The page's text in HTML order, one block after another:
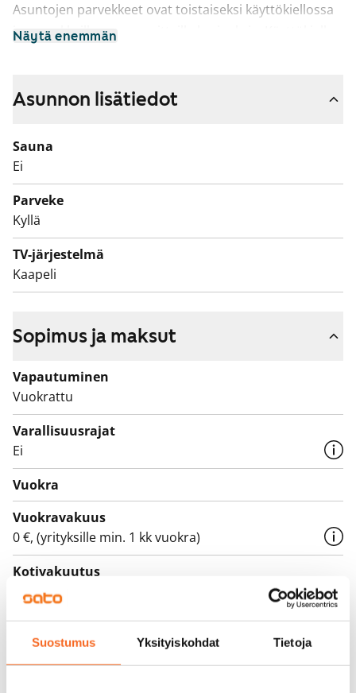
Suostumus Yksityiskohdat Tietoja
Asuntojen parvekkeet ovat toistaiseksi käyttökiellossa
ja parvekkeille on suunnitteilla korjauksia. Käyttökiellon
Näytä enemmän
Asunnon lisätiedot
Sauna
Ei
Parveke
Kyllä
TV-järjestelmä
Kaapeli
Sopimus ja maksut
Vapautuminen
Vuokrattu
Varallisuusrajat
Ei
Vuokra
Vuokravakuus
0 €, (yrityksille min. 1 kk vuokra)
Kotivakuutus
Pakollinen, ei sisälly vuokraan
Vesimaksu
27 €/hlö/kk